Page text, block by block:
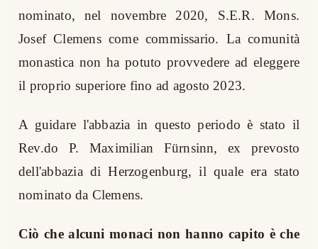
nominato, nel novembre 2020, S.E.R. Mons.
Josef Clemens come commissario. La comunità
monastica non ha potuto provvedere ad eleggere
il proprio superiore fino ad agosto 2023.
A guidare l'abbazia in questo periodo è stato il
Rev.do P. Maximilian Fürnsinn, ex prevosto
dell'abbazia di Herzogenburg, il quale era stato
nominato da Clemens.
Ciò che alcuni monaci non hanno capito è che